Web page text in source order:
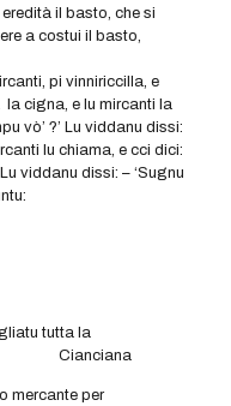
il basto, che si
a costui il basto,
pi vinniriccilla, e
cigna, e lu mircanti la
vò’ ?’ Lu viddanu dissi:
lu chiama, e cci dici:
viddanu dissi: – ‘Sugnu
tutta la
mercante per